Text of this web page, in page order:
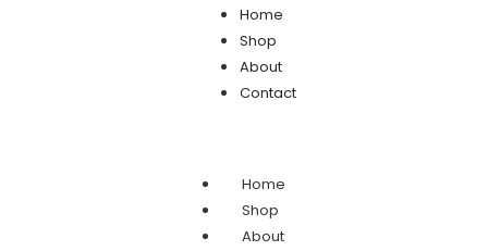
Home
Shop
About
Contact
Home
Shop
About